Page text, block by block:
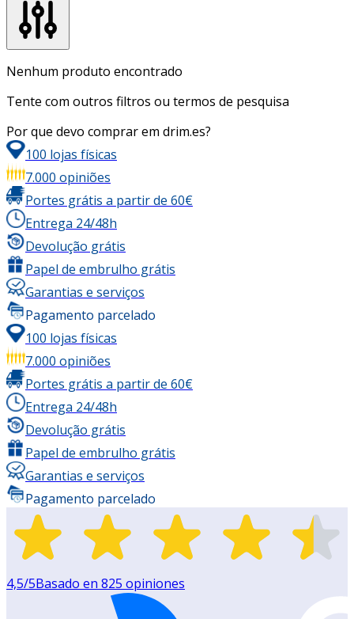
Nenhum produto encontrado
Tente com outros filtros ou termos de pesquisa
Por que devo comprar em drim.es?
100 lojas físicas
7.000 opiniões
Portes grátis a partir de 60€
Entrega 24/48h
Devolução grátis
Papel de embrulho grátis
Garantias e serviços
Pagamento parcelado
100 lojas físicas
7.000 opiniões
Portes grátis a partir de 60€
Entrega 24/48h
Devolução grátis
Papel de embrulho grátis
Garantias e serviços
Pagamento parcelado
4,5/5Basado en 825 opiniones